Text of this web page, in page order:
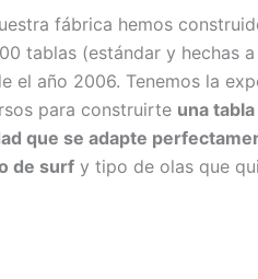
fábrica hemos
tablas (estándar y hechas
el año 2006. Tenemos la
para construirte una
que se adapte
de surfy tipo de olas que